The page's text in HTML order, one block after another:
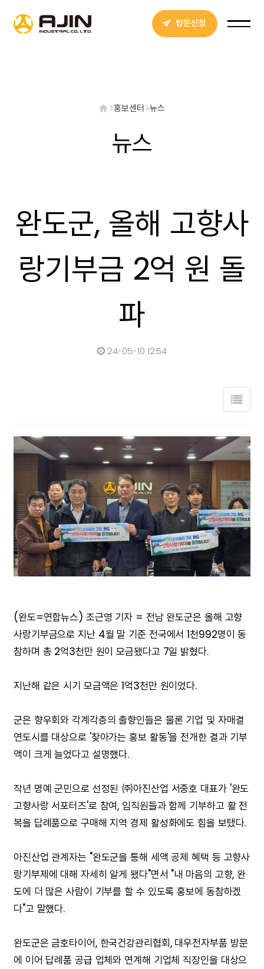
방문신청
홍보센터 뉴스
뉴스
완도군, 올해 고향사
랑기부금 2억 원 돌
파
24-05-10 12:54
(완도=연합뉴스) 조근영 기자 = 전남 완도군은 올해 고향
사랑기부금으로 지난 4월 말 기준 전국에서 1천992명이 동
참하며 총 2억3천만 원이 모금됐다고 7일 밝혔다.
지난해 같은 시기 모금액은 1억3천만 원이었다.
군은 향우회와 각계각층의 출향인들은 물론 기업 및 자매결
연도시를 대상으로 '찾아가는 홍보 활동'을 전개한 결과 기부
액이 크게 늘었다고 설명했다.
작년 명예 군민으로 선정된 ㈜아진산업 서중호 대표가 '완도
고향사랑 서포터즈'로 참여, 임직원들과 함께 기부하고 활 전
복을 답례품으로 구매해 지역 경제 활성화에도 힘을 보탰다.
아진산업 관계자는 "완도군을 통해 세액 공제 혜택 등 고향사
랑기부제에 대해 자세히 알게 됐다"면서 "내 마음의 고향, 완
도에 더 많은 사람이 기부를 할 수 있도록 홍보에 동참하겠
다"고 말했다.
완도군은 금호타이어, 한국건강관리협회, 대우전자부품 방문
에 이어 답례품 공급 업체와 연계해 기업체 직장인을 대상으